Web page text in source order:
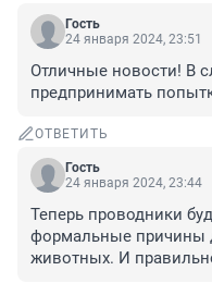
Гость
24 января 2024, 23:51
Отличные новости! В
предпринимать
ОТВЕТИТЬ
Гость
24 января 2024, 23:44
Теперь проводники
формальные причины
животных. И